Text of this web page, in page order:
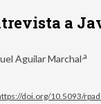
a
Aguilar Marchal ,a
doi.org/10.5093/